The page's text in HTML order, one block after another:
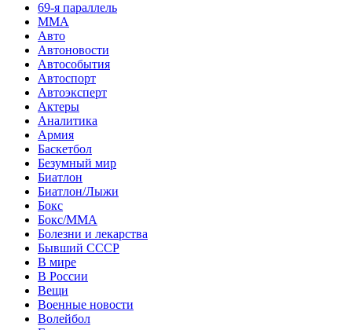
69-я параллель
MMA
Авто
Автоновости
Автособытия
Автоспорт
Автоэксперт
Актеры
Аналитика
Армия
Баскетбол
Безумный мир
Биатлон
Биатлон/Лыжи
Бокс
Бокс/MMA
Болезни и лекарства
Бывший СССР
В мире
В России
Вещи
Военные новости
Волейбол